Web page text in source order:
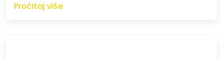
Pročitaj više